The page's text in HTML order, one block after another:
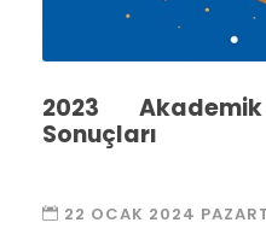
2023
Sonuçları
22 OCAK 2024